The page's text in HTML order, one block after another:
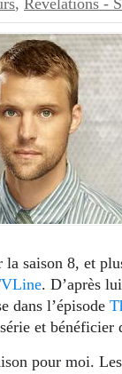
, Révélations -
la saison 8, et
. D’après
dans l’épisode
et bénéficier
pour moi.